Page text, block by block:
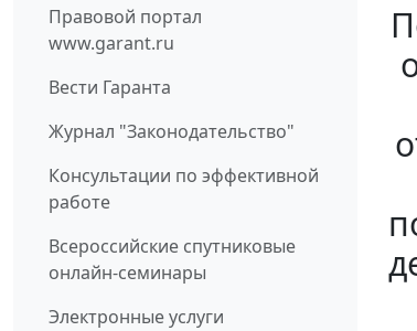
Правовой портал
www.garant.ru
Вести Гаранта
Журнал "Законодательство"
Консультации по эффективной
работе
Всероссийские спутниковые
онлайн-семинары
Электронные услуги